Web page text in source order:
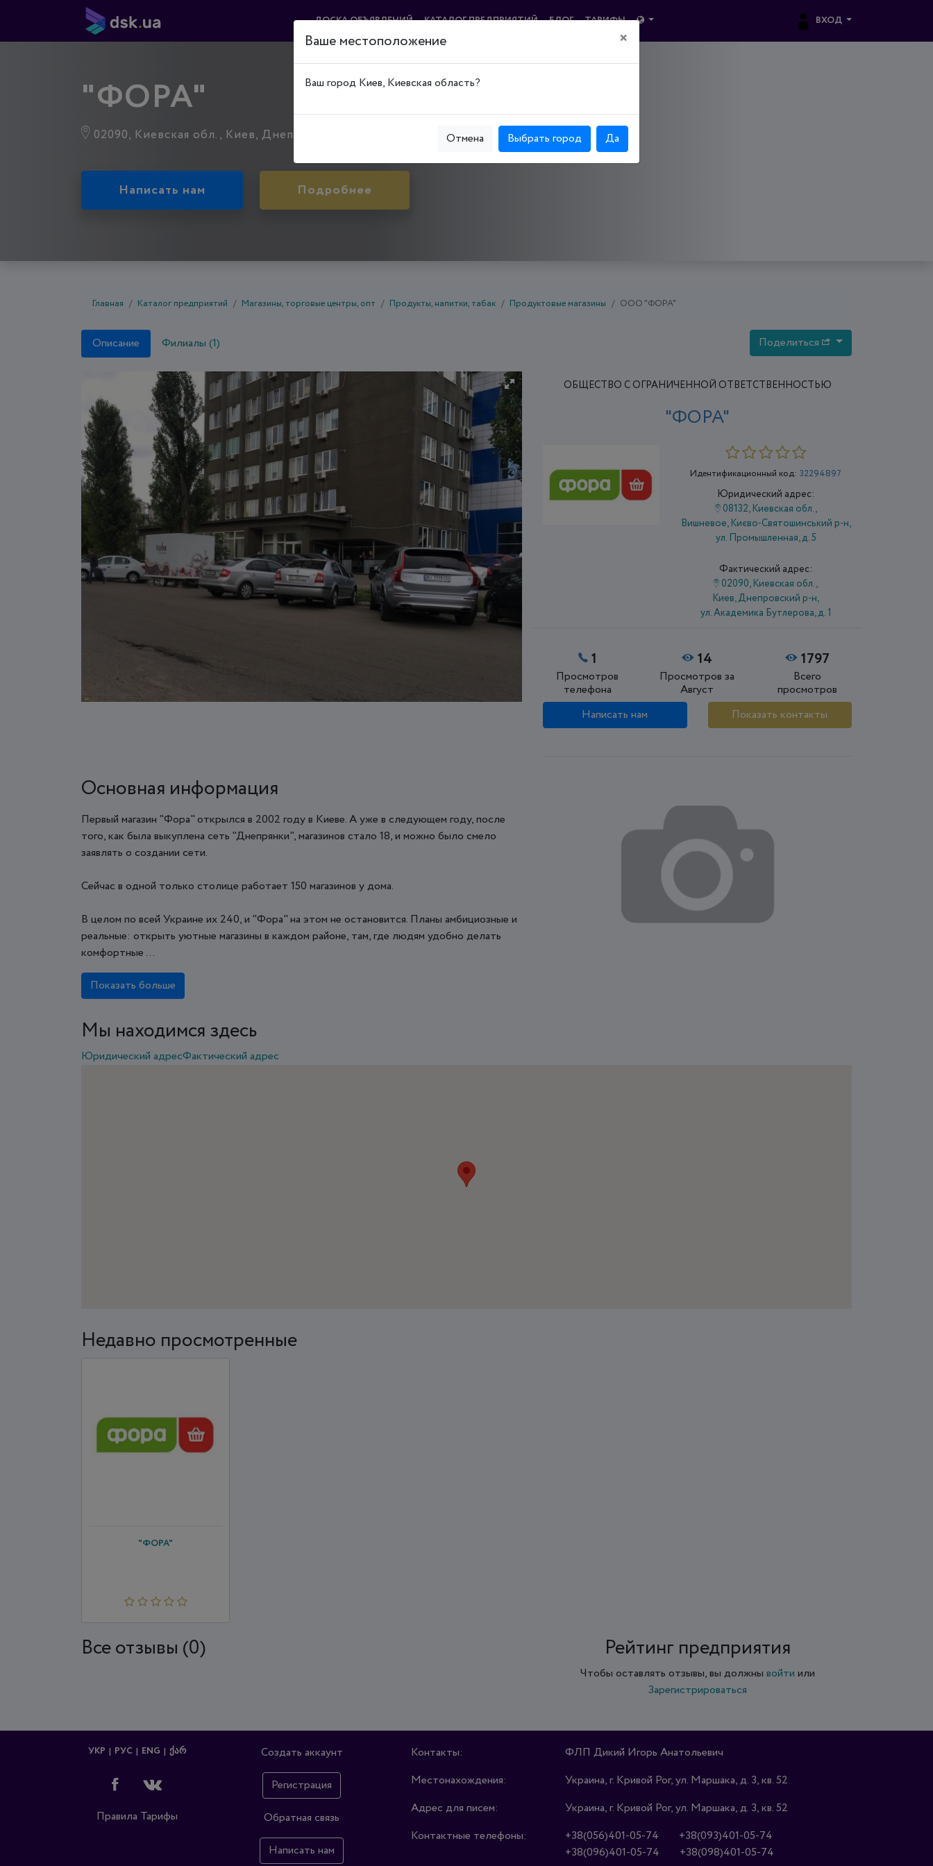
ДОСКА ОБЪЯВЛЕНИЙ КАТАЛОГ ПРЕДПРИЯТИЙ БЛОГ ТАРИФЫ ВХОД
"ФОРА"
02090, Киевская обл., Киев, Днепровский р-н, ул. Академика Бутлерова, д. 1
Написать нам Подробнее
Главная Каталог предприятий Магазины, торговые центры, опт Продукты, напитки, табак Продуктовые магазины ООО "ФОРА"
Описание Филиалы (1) Поделиться
ОБЩЕСТВО С ОГРАНИЧЕННОЙ ОТВЕТСТВЕННОСТЬЮ
"ФОРА"
Идентификационный код: 32294897
Юридический адрес:
08132, Киевская обл.,
Вишневое, Києво-Святошинський р-н,
ул. Промышленная, д. 5
Фактический адрес:
02090, Киевская обл.,
Киев, Днепровский р-н,
ул. Академика Бутлерова, д. 1
1
Просмотров
телефона
14
Просмотров за
Август
1797
Всего
просмотров
Написать нам
Показать контакты
Основная информация
Первый магазин "Фора" открылся в 2002 году в Киеве. А уже в следующем году, после
того, как была выкуплена сеть "Днепрянки", магазинов стало 18, и можно было смело
заявлять о создании сети.
Сейчас в одной только столице работает 150 магазинов у дома.
В целом по всей Украине их 240, и "Фора" на этом не остановится. Планы амбициозные и
реальные: открыть уютные магазины в каждом районе, там, где людям удобно делать
комфортные ...
Показать больше
Мы находимся здесь
Юридический адресФактический адрес
Недавно просмотренные
"ФОРА"
Все отзывы (0) Рейтинг предприятия
Чтобы оставлять отзывы, вы должны войти или
Зарегистрироваться
УКР РУС ENG ᲥᲐᲠ
Правила Тарифы
Создать аккаунт
Регистрация
Обратная связь
Написать нам
Контакты:
ФЛП Дикий Игорь Анатольевич
Местонахождения:
Украина, г. Кривой Рог, ул. Маршака, д. 3, кв. 52
Адрес для писем:
Украина, г. Кривой Рог, ул. Маршака, д. 3, кв. 52
Контактные телефоны:
+38(056)401-05-74
+38(093)401-05-74
+38(096)401-05-74
+38(098)401-05-74
Ваше местоположение ×
Ваш город Киев, Киевская область?
Отмена Выбрать город Да